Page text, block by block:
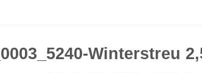
_0003_5240-Winterstreu